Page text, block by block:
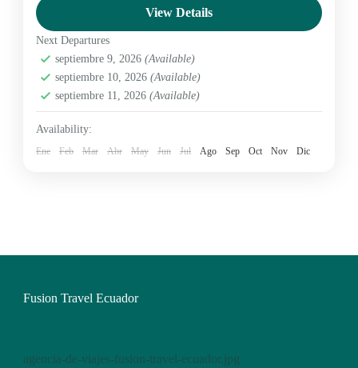
Medium
2 People
View Details
Next Departures
septiembre 9, 2026 (Available)
septiembre 10, 2026 (Available)
septiembre 11, 2026 (Available)
Availability:
Ene Feb Mar Abr May Jun Jul Ago Sep Oct Nov Dic
Fusion Travel Ecuador
agencia-de-viajes-fusion-travel-ecuador.jpg